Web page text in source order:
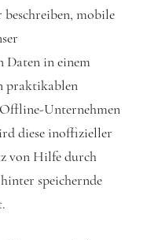
mobile
Daten in einem
praktikablen
Unternehmen
diese inoffizieller
von Hilfe durch
speichernde